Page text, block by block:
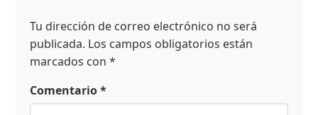
Tu dirección de correo electrónico no será
publicada. Los campos obligatorios están
marcados con*
Comentario*